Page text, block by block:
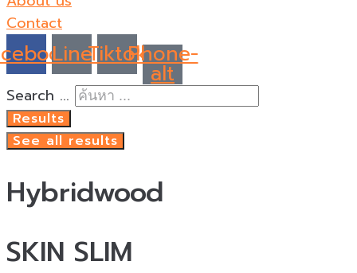
Contact
LineTiktokPhone-
alt
Search ...
Results
See all results
Hybridwood
SKIN SLIM